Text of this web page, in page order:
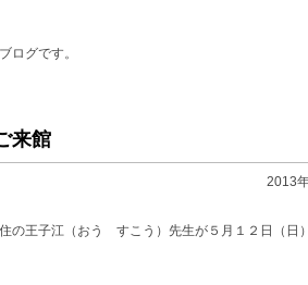
ログです。
来館
2013
の王子江（おう すこう）先生が５月１２日（日